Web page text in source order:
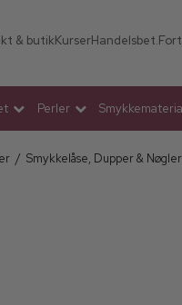
& butikKurserHandelsbet.
Perler
/ Smykkelåse, Dupper &